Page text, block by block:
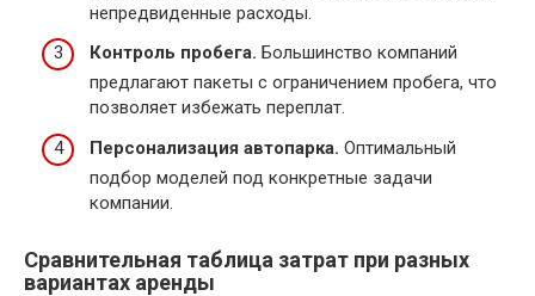
непредвиденные расходы.
Контроль пробега. Большинство компаний
предлагают пакеты с ограничением пробега, что
позволяет избежать переплат.
Персонализация автопарка. Оптимальный
подбор моделей под конкретные задачи
компании.
Сравнительная таблица затрат при разных
вариантах аренды